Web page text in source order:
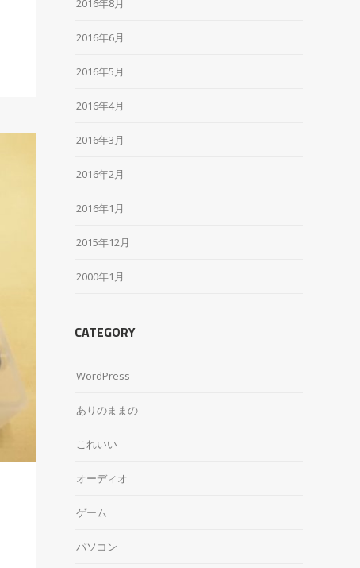
2016年6月
2016年5月
2016年4月
2016年3月
2016年2月
2016年1月
2015年12月
2000年1月
CATEGORY
WordPress
ありのままの
これいい
オーディオ
ゲーム
パソコン